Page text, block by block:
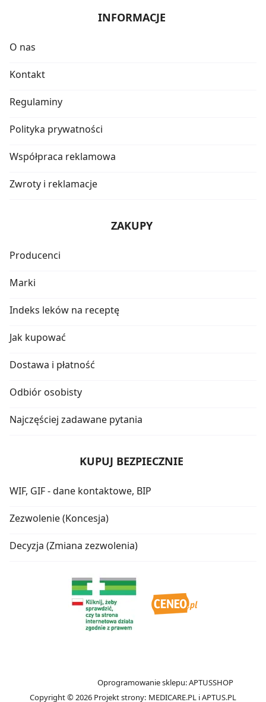
INFORMACJE
O nas
Kontakt
Regulaminy
Polityka prywatności
Współpraca reklamowa
Zwroty i reklamacje
ZAKUPY
Producenci
Marki
Indeks leków na receptę
Jak kupować
Dostawa i płatność
Odbiór osobisty
Najczęściej zadawane pytania
KUPUJ BEZPIECZNIE
WIF, GIF - dane kontaktowe, BIP
Zezwolenie (Koncesja)
Decyzja (Zmiana zezwolenia)
Copyright © 2026
Oprogramowanie sklepu:APTUSSHOP
Projekt strony: MEDICARE.PL iAPTUS.PL